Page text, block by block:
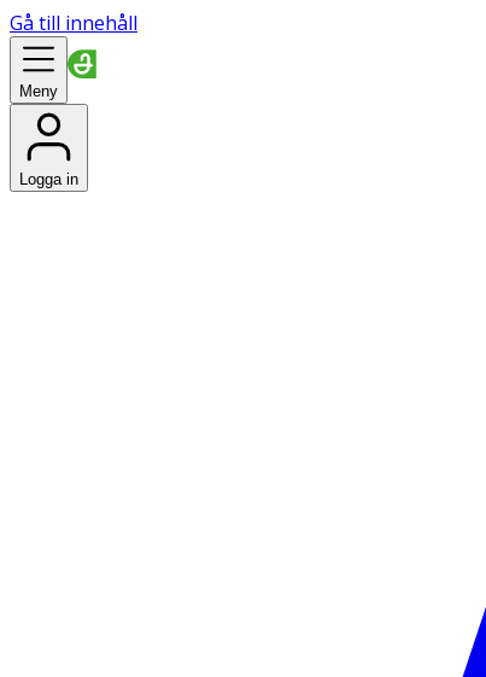
Gå till innehåll
Meny
Logga in